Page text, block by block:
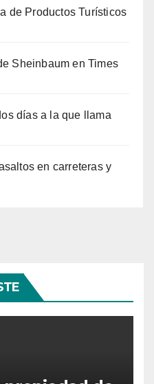
de Productos Turísticos
Sheinbaum en Times
días a la que llama
en carreteras y